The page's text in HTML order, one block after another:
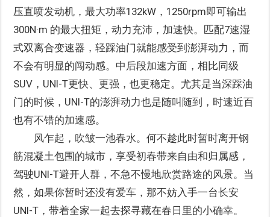
压直喷发动机，最大功率132kW，1250rpm即可输出
300N·m 的最大扭矩，动力充沛，加速快。匹配7速湿
式双离合变速器，轻踩油门就能感受到澎湃动力，而
不会有明显的闯动感。中后段加速方面，相比同级
SUV，UNI-T更快、更强，也更稳定。尤其是当深踩油
门的时候，UNI-T的澎湃动力也是随叫随到，时速近百
也有不错的加速感。
风乍起，吹皱一池春水。何不趁此时暂时离开钢
筋混凝土包围的城市，享受初春带来自由和归属感，
驾驶UNI-T避开人群，不急不慢地欣赏路途的风景。当
然，如果你暂时还没有爱车，那不妨入手一台长安
UNI-T，带着全家一起去探寻藏在春日里的小确幸。